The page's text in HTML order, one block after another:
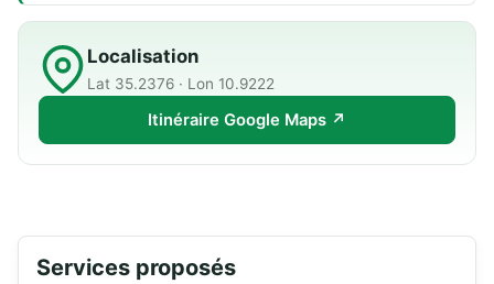
Localisation
Lat 35.2376 · Lon 10.9222
Itinéraire Google Maps ↗
Services proposés